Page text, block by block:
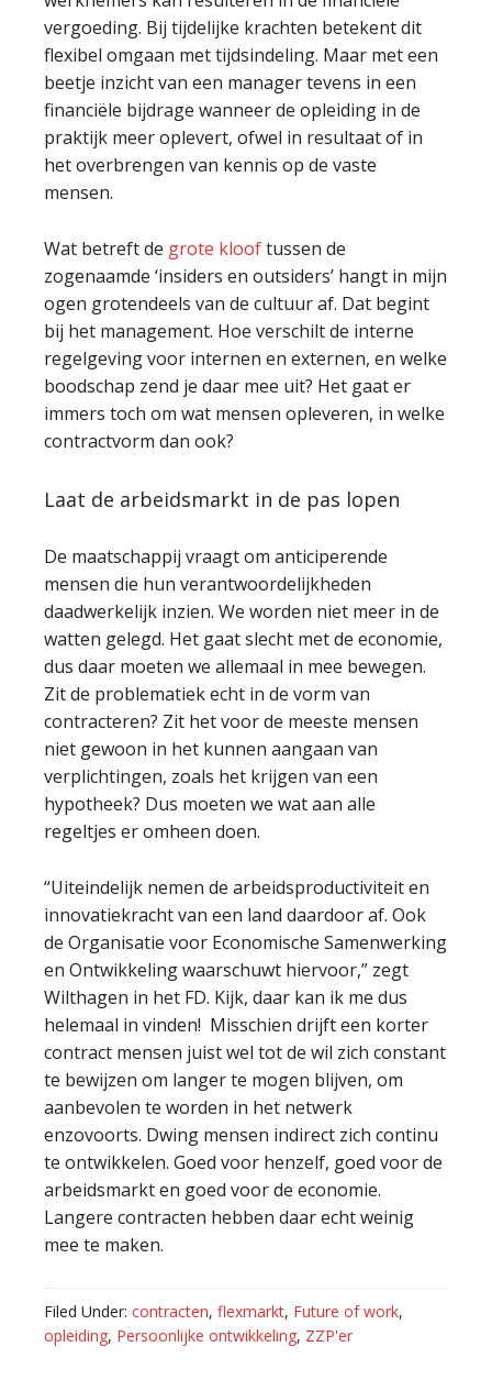
vergoeding. Bij tijdelijke krachten betekent dit
flexibel omgaan met tijdsindeling. Maar met een
beetje inzicht van een manager tevens in een
financiële bijdrage wanneer de opleiding in de
praktijk meer oplevert, ofwel in resultaat of in
het overbrengen van kennis op de vaste
mensen.
Wat betreft de grote klooftussen de
zogenaamde ‘insiders en outsiders’ hangt in mijn
ogen grotendeels van de cultuur af. Dat begint
bij het management. Hoe verschilt de interne
regelgeving voor internen en externen, en welke
boodschap zend je daar mee uit? Het gaat er
immers toch om wat mensen opleveren, in welke
contractvorm dan ook?
Laat de arbeidsmarkt in de pas lopen
De maatschappij vraagt om anticiperende
mensen die hun verantwoordelijkheden
daadwerkelijk inzien. We worden niet meer in de
watten gelegd. Het gaat slecht met de economie,
dus daar moeten we allemaal in mee bewegen.
Zit de problematiek echt in de vorm van
contracteren? Zit het voor de meeste mensen
niet gewoon in het kunnen aangaan van
verplichtingen, zoals het krijgen van een
hypotheek? Dus moeten we wat aan alle
regeltjes er omheen doen.
“Uiteindelijk nemen de arbeidsproductiviteit en
innovatiekracht van een land daardoor af. Ook
de Organisatie voor Economische Samenwerking
en Ontwikkeling waarschuwt hiervoor,” zegt
Wilthagen in het FD. Kijk, daar kan ik me dus
helemaal in vinden! Misschien drijft een korter
contract mensen juist wel tot de wil zich constant
te bewijzen om langer te mogen blijven, om
aanbevolen te worden in het netwerk
enzovoorts. Dwing mensen indirect zich continu
te ontwikkelen. Goed voor henzelf, goed voor de
arbeidsmarkt en goed voor de economie.
Langere contracten hebben daar echt weinig
mee te maken.
Filed Under: contracten, flexmarkt, Future of work,
opleiding, Persoonlijke ontwikkeling, ZZP'er